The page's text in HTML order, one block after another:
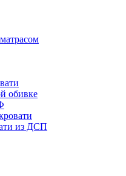
обивке
из ДСП